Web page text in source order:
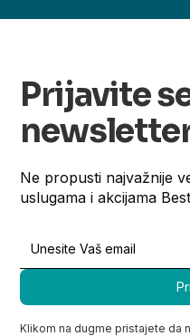
Prijavite
Ne propusti najvažnije
uslugama i akcijama
Klikom na dugme pristajete da